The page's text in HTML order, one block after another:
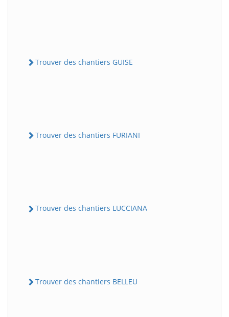
Trouver des chantiers GUISE
Trouver des chantiers FURIANI
Trouver des chantiers LUCCIANA
Trouver des chantiers BELLEU